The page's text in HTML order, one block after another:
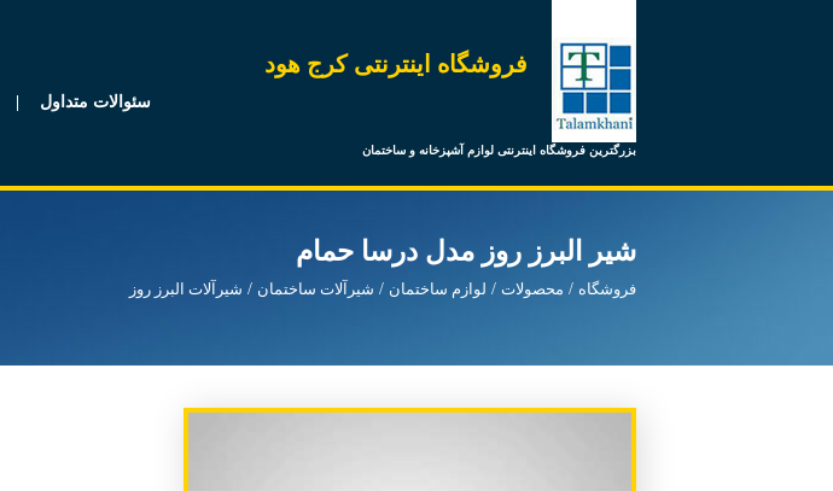
فروشگاه اینترنتی کرج هود
بزرگترین فروشگاه اینترنتی لوازم آشپزخانه و ساختمان
سئوالات متداول
شیر البرز روز مدل درسا حمام
فروشگاه محصولات لوازم ساختمان شیرآلات ساختمان شیرآلات البرز روز